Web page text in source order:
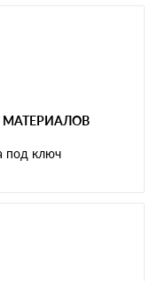
под ключ